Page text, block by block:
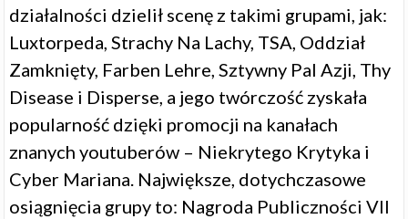
działalności dzielił scenę z takimi grupami, jak:
Luxtorpeda, Strachy Na Lachy, TSA, Oddział
Zamknięty, Farben Lehre, Sztywny Pal Azji, Thy
Disease i Disperse, a jego twórczość zyskała
popularność dzięki promocji na kanałach
znanych youtuberów – Niekrytego Krytyka i
Cyber Mariana. Największe, dotychczasowe
osiągnięcia grupy to: Nagroda Publiczności VII